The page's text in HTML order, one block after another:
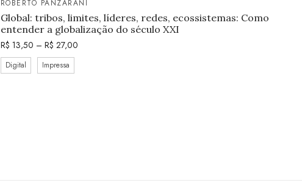
ROBERTO PANZARANI
Global: tribos, limites, líderes, redes, ecossistemas: Como
entender a globalização do século XXI
R$ 13,50 – R$ 27,00
Digital Impressa